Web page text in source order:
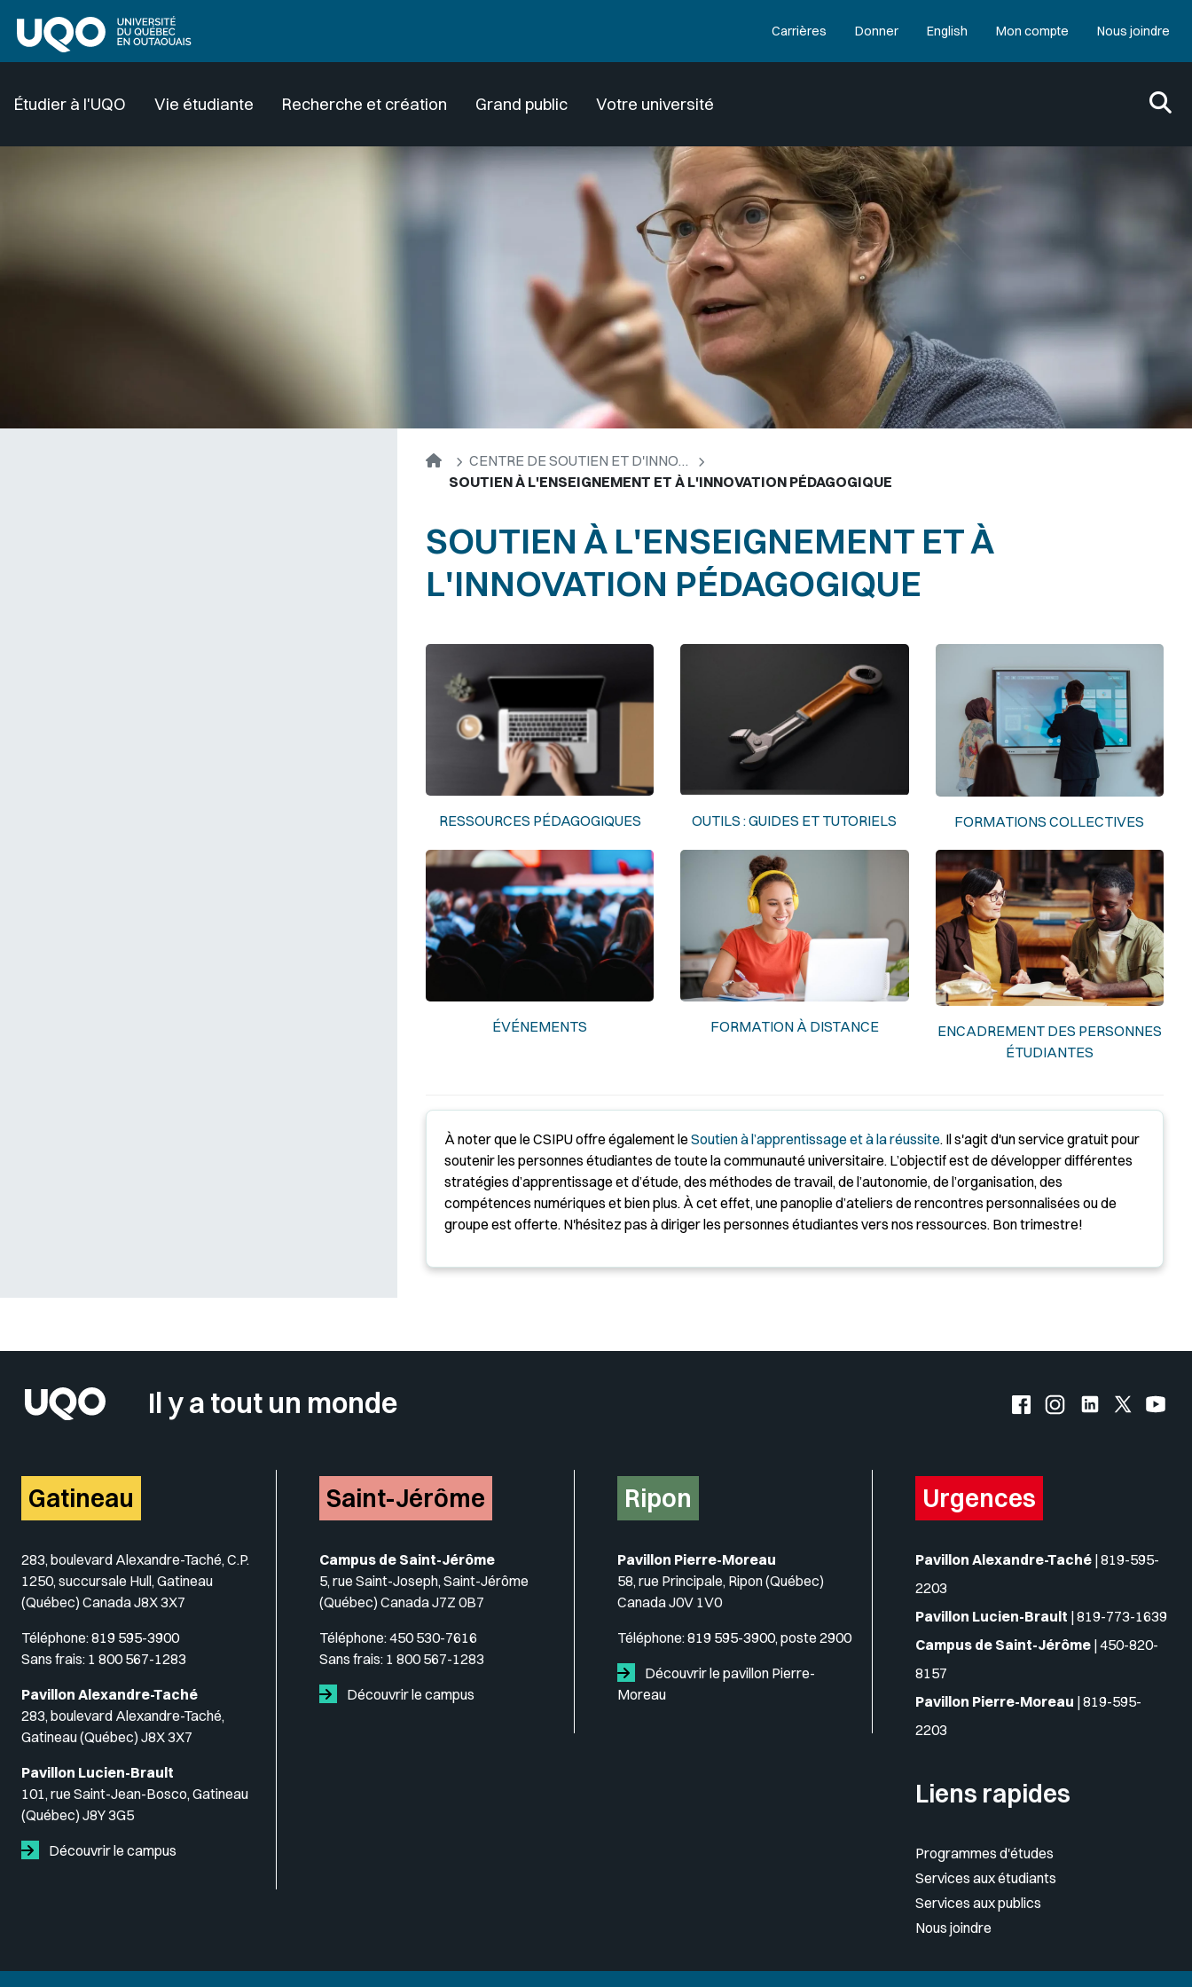
Carrières Donner English Mon compte Nous joindre
Étudier à l'UQO Vie étudiante Recherche et création Grand public Votre université
Accueil
CENTRE DE SOUTIEN ET D'INNOVATION EN PÉDAGOGIE UNIVERSITAIRE
SOUTIEN À L'ENSEIGNEMENT ET À L'INNOVATION PÉDAGOGIQUE
SOUTIEN À L'ENSEIGNEMENT ET À
L'INNOVATION PÉDAGOGIQUE
RESSOURCES PÉDAGOGIQUES OUTILS : GUIDES ET TUTORIELS FORMATIONS COLLECTIVES
ÉVÉNEMENTS FORMATION À DISTANCE
ENCADREMENT DES PERSONNES
ÉTUDIANTES
À noter que le CSIPU offre également leSoutien à l’apprentissage et à la réussite. Il s'agit d'un service gratuit pour
soutenir les personnes étudiantes de toute la communauté universitaire. L’objectif est de développer différentes
stratégies d’apprentissage et d’étude, des méthodes de travail, de l’autonomie, de l’organisation, des
compétences numériques et bien plus. À cet effet, une panoplie d’ateliers de rencontres personnalisées ou de
groupe est offerte. N'hésitez pas à diriger les personnes étudiantes vers nos ressources. Bon trimestre!
Insérer un pied de page avec des logos
Il y a tout un monde Facebook de l'UQO
Instagram de l'UQO
LinkedIn de
X
Gatineau
283, boulevard Alexandre-Taché, C.P.
1250, succursale Hull, Gatineau
(Québec) Canada J8X 3X7
Téléphone:819 595-3900
Sans frais: 1 800 567-1283
Pavillon Alexandre-Taché
283, boulevard Alexandre-Taché,
Gatineau (Québec) J8X 3X7
Pavillon Lucien-Brault
101, rue Saint-Jean-Bosco, Gatineau
(Québec) J8Y 3G5
Découvrir le campus
Saint-Jérôme
Campus de Saint-Jérôme
5, rue Saint-Joseph, Saint-Jérôme
(Québec) Canada J7Z 0B7
Téléphone:450 530-7616
Sans frais: 1 800 567-1283
Découvrir le campus
Ripon
Pavillon Pierre-Moreau
58, rue Principale, Ripon (Québec)
Canada J0V 1V0
Téléphone:819 595-3900, poste 2900
Découvrir le pavillon Pierre-
Moreau
Urgences
Pavillon Alexandre-Taché |819-595-
2203
Pavillon Lucien-Brault |819-773-1639
Campus de Saint-Jérôme |450-820-
8157
Pavillon Pierre-Moreau |819-595-
2203
Liens rapides
Programmes d'études
Services aux étudiants
Services aux publics
Nous joindre